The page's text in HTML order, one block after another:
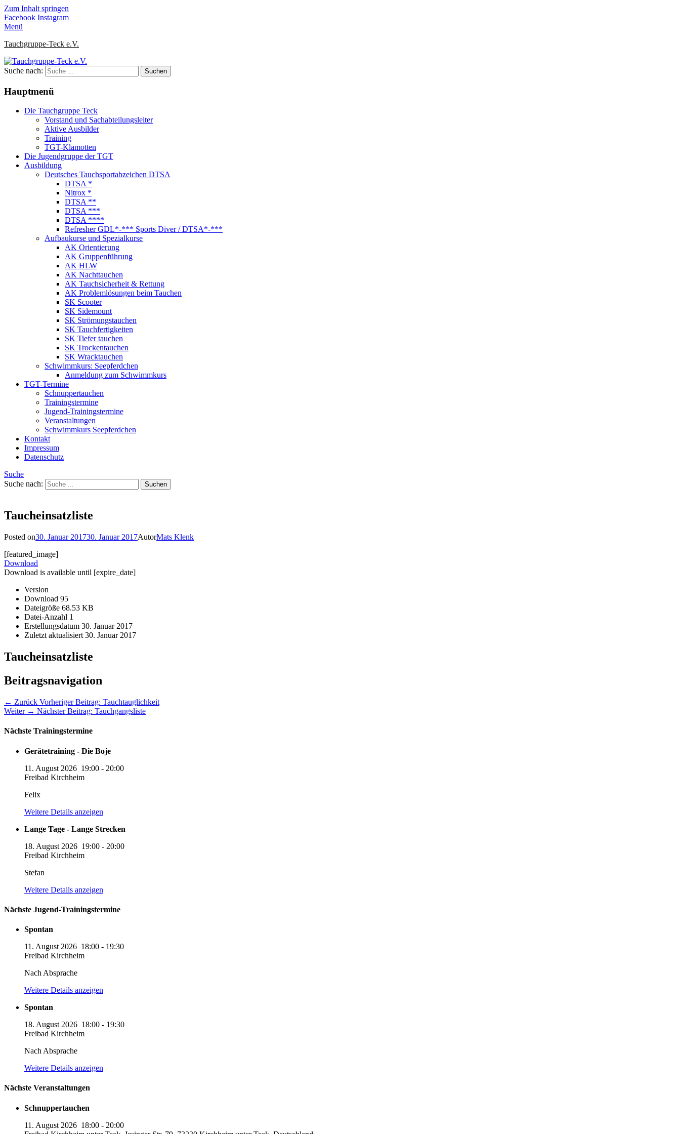
Zum Inhalt springen
Facebook Instagram
Menü
Tauchgruppe-Teck e.V.
Suche nach:
Hauptmenü
Die Tauchgruppe Teck
Vorstand und Sachabteilungsleiter
Aktive Ausbilder
Training
TGT-Klamotten
Die Jugendgruppe der TGT
Ausbildung
Deutsches Tauchsportabzeichen DTSA
DTSA *
Nitrox *
DTSA **
DTSA ***
DTSA ****
Refresher GDL*-*** Sports Diver / DTSA*-***
Aufbaukurse und Spezialkurse
AK Orientierung
AK Gruppenführung
AK HLW
AK Nachttauchen
AK Tauchsicherheit & Rettung
AK Problemlösungen beim Tauchen
SK Scooter
SK Sidemount
SK Strömungstauchen
SK Tauchfertigkeiten
SK Tiefer tauchen
SK Trockentauchen
SK Wracktauchen
Schwimmkurs: Seepferdchen
Anmeldung zum Schwimmkurs
TGT-Termine
Schnuppertauchen
Trainingstermine
Jugend-Trainingstermine
Veranstaltungen
Schwimmkurs Seepferdchen
Kontakt
Impressum
Datenschutz
Suche
Suche nach:
Taucheinsatzliste
Posted on30. Januar 201730. Januar 2017AutorMats Klenk
[featured_image]
Download
Download is available until [expire_date]
Version
Download 95
Dateigröße 68.53 KB
Datei-Anzahl 1
Erstellungsdatum 30. Januar 2017
Zuletzt aktualisiert 30. Januar 2017
Taucheinsatzliste
Beitragsnavigation
← Zurück Vorheriger Beitrag: Tauchtauglichkeit
Weiter → Nächster Beitrag: Tauchgangsliste
Nächste Trainingstermine
Gerätetraining - Die Boje
11. August 2026 19:00 - 20:00
Freibad Kirchheim
Felix
Weitere Details anzeigen
Lange Tage - Lange Strecken
18. August 2026 19:00 - 20:00
Freibad Kirchheim
Stefan
Weitere Details anzeigen
Nächste Jugend-Trainingstermine
Spontan
11. August 2026 18:00 - 19:30
Freibad Kirchheim
Nach Absprache
Weitere Details anzeigen
Spontan
18. August 2026 18:00 - 19:30
Freibad Kirchheim
Nach Absprache
Weitere Details anzeigen
Nächste Veranstaltungen
Schnuppertauchen
11. August 2026 18:00 - 20:00